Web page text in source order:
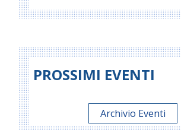
PROSSIMI EVENTI
Archivio Eventi